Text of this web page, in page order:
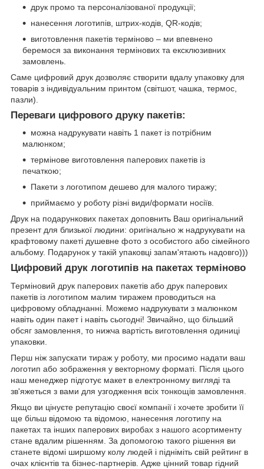
друк промо та персоналізованої продукції;
нанесення логотипів, штрих-кодів, QR-кодів;
виготовлення пакетів терміново – ми впевнено
беремося за виконання термінових та ексклюзивних
замовлень.
Саме цифровий друк дозволяє створити вдалу упаковку для
товарів з індивідуальним принтом (світшот, чашка, термос,
пазли).
Переваги цифрового друку пакетів:
можна надрукувати навіть 1 пакет із потрібним
малюнком;
термінове виготовлення паперових пакетів із
печаткою;
Пакети з логотипом дешево для малого тиражу;
приймаємо у роботу різні види/формати носіїв.
Друк на подарункових пакетах доповнить Ваш оригінальний
презент для близької людини: оригінально ж надрукувати на
крафтовому пакеті душевне фото з особистого або сімейного
альбому. Подарунок у такій упаковці запам'ятають надовго)))
Цифровий друк логотипів на пакетах терміново
Терміновий друк паперових пакетів або друк паперових
пакетів із логотипом малим тиражем проводиться на
цифровому обладнанні. Можемо надрукувати з малюнком
навіть один пакет і навіть сьогодні! Звичайно, що більший
обсяг замовлення, то нижча вартість виготовлення одиниці
упаковки.
Перш ніж запускати тираж у роботу, ми просимо надати ваш
логотип або зображення у векторному форматі. Після цього
наш менеджер підготує макет в електронному вигляді та
зв'яжеться з вами для узгодження всіх тонкощів замовлення.
Якщо ви цінуєте репутацію своєї компанії і хочете зробити її
ще більш відомою та відомою, нанесення логотипу на
пакетах та інших паперових виробах з нашого асортименту
стане вдалим рішенням. За допомогою такого рішення ви
станете відомі ширшому колу людей і підніміть свій рейтинг в
очах клієнтів та бізнес-партнерів. Адже цінний товар гідний